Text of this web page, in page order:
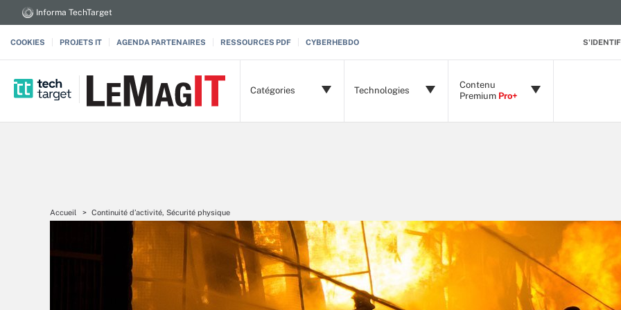
Informa TechTarget
COOKIES PROJETS IT AGENDA PARTENAIRES RESSOURCES PDF CYBERHEBDO
Catégories Technologies
Contenu
Premium Pro+
Accueil Continuité d’activité, Sécurité physique